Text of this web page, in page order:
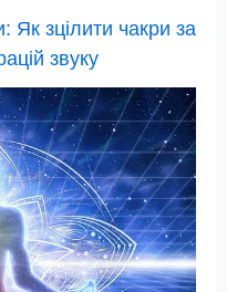
Як зцілити чакри за
звуку